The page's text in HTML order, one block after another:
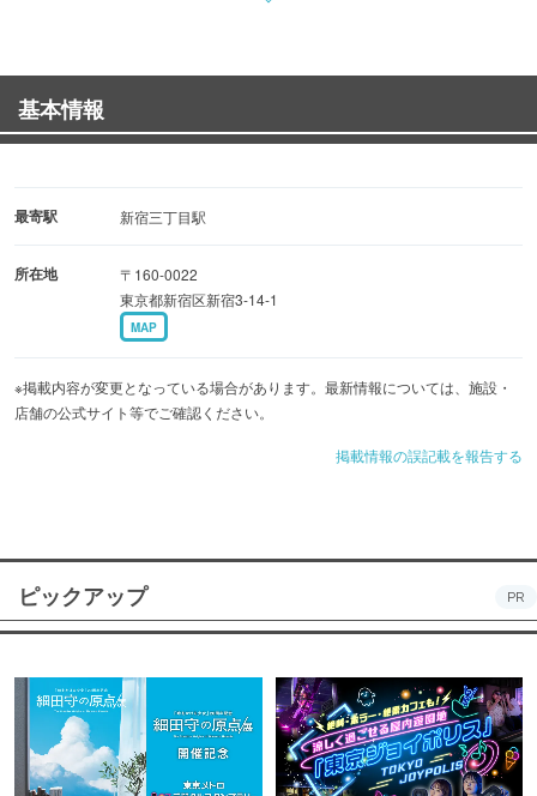
基本情報
最寄駅 新宿三丁目駅
所在地
〒160-0022
東京都新宿区新宿3-14-1
MAP
※掲載内容が変更となっている場合があります。最新情報については、施設・
店舗の公式サイト等でご確認ください。
掲載情報の誤記載を報告する
ピックアップ PR